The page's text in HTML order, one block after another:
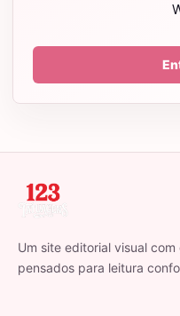
Um site editorial visual
pensados para leitura